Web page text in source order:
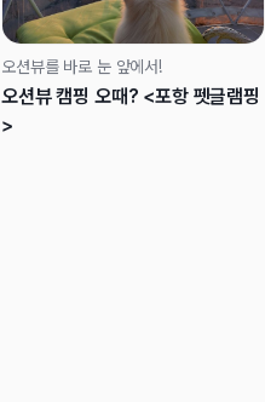
오션뷰를 바로 눈 앞에서!
오션뷰 캠핑 오때? <포항 펫글램핑
>